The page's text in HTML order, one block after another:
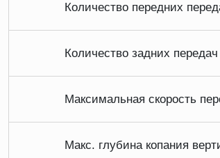
Количество передних
Количество задних передач
Максимальная скорость
Макс. глубина копания